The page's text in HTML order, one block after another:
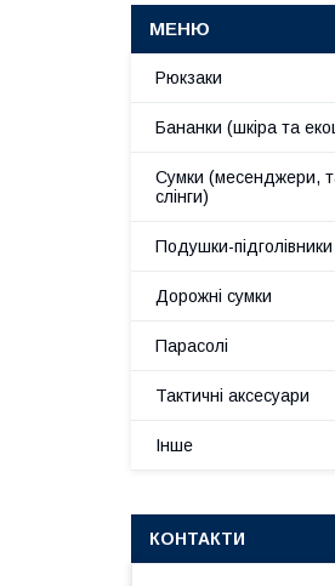
Рюкзаки
Бананки (шкіра та
Сумки (месенджери,
слінги)
Подушки-підголівники
Дорожні сумки
Парасолі
Тактичні аксесуари
Інше
КОНТАКТИ